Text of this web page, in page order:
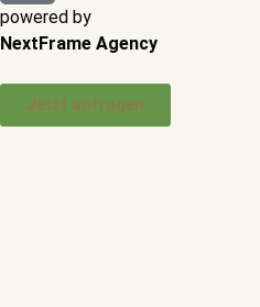
powered by
NextFrame Agency
Jetzt anfragen